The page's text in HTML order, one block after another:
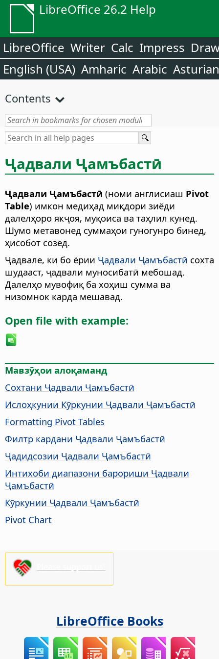
LibreOffice 26.2 Help
LibreOffice Writer Calc Impress
English (USA) Amharic Arabic Asturian
Contents
Ҷадвали Ҷамъбастӣ
Ҷадвали Ҷамъбастӣ (номи англисиаш Pivot
Table) имкон медиҳад миқдори зиёди
далелҳоро якҷоя, муқоиса ва таҳлил кунед.
Шумо метавонед суммаҳои гуногунро бинед,
ҳисобот созед.
Ҷадвале, ки бо ёрии Ҷадвали Ҷамъбастӣ сохта
шудааст, ҷадвали муносибатӣ мебошад.
Далелҳо мувофиқ ба хоҳиш сумма ва
низомнок карда мешавад.
Open file with example:
Мавзӯҳои алоқаманд
Сохтани Ҷадвали Ҷамъбастӣ
Ислоҳкунии Кӯркунии Ҷадвали Ҷамъбастӣ
Formatting Pivot Tables
Филтр кардани Ҷадвали Ҷамъбастӣ
Ҷадидсозии Ҷадвали Ҷамъбастӣ
Интихоби диапазони барориши Ҷадвали
Ҷамъбастӣ
Кӯркунии Ҷадвали Ҷамъбастӣ
Pivot Chart
LibreOffice Books